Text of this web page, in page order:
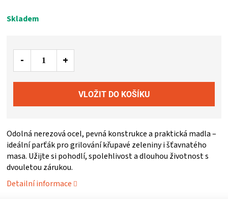
LEDNICE
NA
VENKOVNÍ
KUCHYNĚ
KNIHY
cena:
Skladem
Odolná nerezová ocel, pevná konstrukce a praktická madla –
ideální parťák pro grilování křupavé zeleniny i šťavnatého
masa. Užijte si pohodlí, spolehlivost a dlouhou životnost s
dvouletou zárukou.
Detailní informace